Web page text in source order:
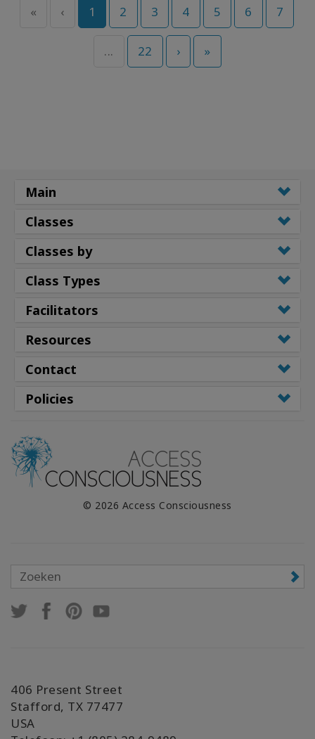
« ‹ 1 2 3 4 5 6 7
... 22 › »
Main
Classes
Classes by
Class Types
Facilitators
Resources
Contact
Policies
© 2026 Access Consciousness
406 Present Street
Stafford, TX 77477
USA